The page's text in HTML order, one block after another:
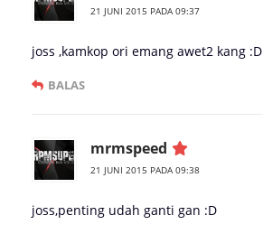
21 JUNI 2015 PADA 09:37
joss ,kamkop ori emang awet2 kang :D
BALAS
mrmspeed
21 JUNI 2015 PADA 09:38
joss,penting udah ganti gan :D